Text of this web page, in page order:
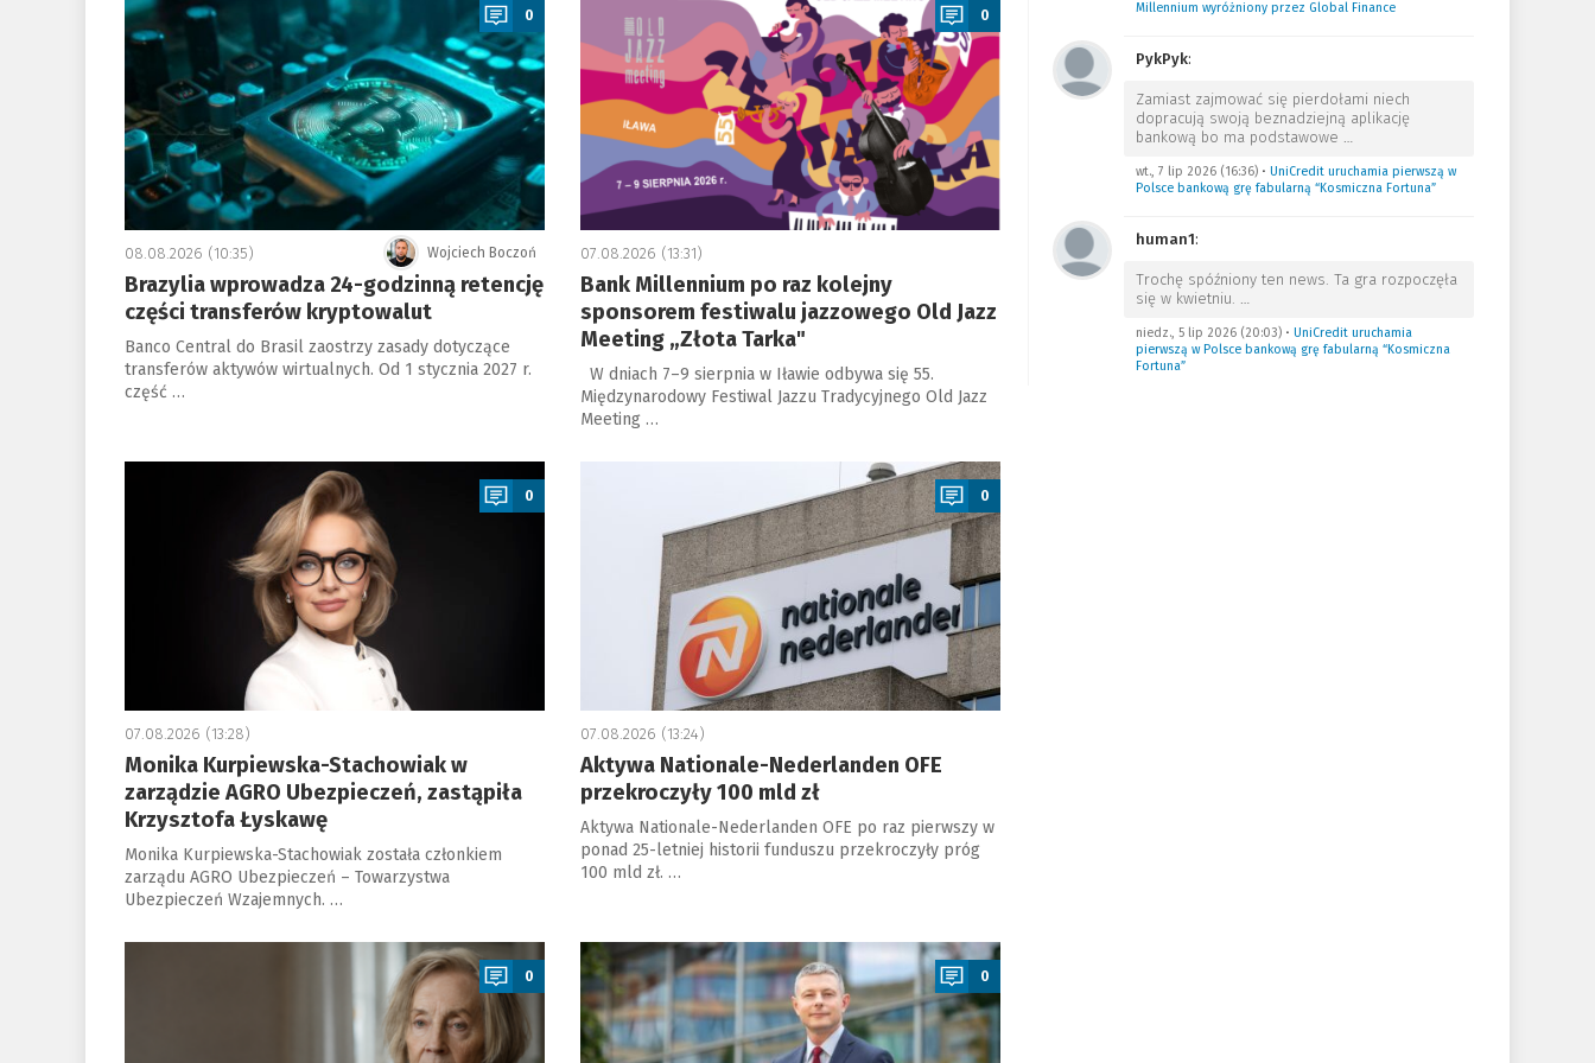
0
Wojciech Boczoń
08.08.2026 (10:35)
Brazylia wprowadza 24-godzinną retencję
części transferów kryptowalut
Banco Central do Brasil zaostrzy zasady dotyczące
transferów aktywów wirtualnych. Od 1 stycznia 2027 r.
część …
0
07.08.2026 (13:31)
Bank Millennium po raz kolejny
sponsorem festiwalu jazzowego Old Jazz
Meeting „Złota Tarka"
W dniach 7–9 sierpnia w Iławie odbywa się 55.
Międzynarodowy Festiwal Jazzu Tradycyjnego Old Jazz
Meeting …
a
0
07.08.2026 (13:28)
Monika Kurpiewska-Stachowiak w
zarządzie AGRO Ubezpieczeń, zastąpiła
Krzysztofa Łyskawę
Monika Kurpiewska-Stachowiak została członkiem
zarządu AGRO Ubezpieczeń – Towarzystwa
Ubezpieczeń Wzajemnych. …
0
07.08.2026 (13:24)
Aktywa Nationale-Nederlanden OFE
przekroczyły 100 mld zł
Aktywa Nationale-Nederlanden OFE po raz pierwszy w
ponad 25-letniej historii funduszu przekroczyły próg
100 mld zł. …
a
0
a
0
Millennium wyróżniony przez Global Finance
PykPyk:
Zamiast zajmować się pierdołami niech
dopracują swoją beznadziejną aplikację
bankową bo ma podstawowe …
wt., 7 lip 2026 (16:36)• UniCredit uruchamia pierwszą w
Polsce bankową grę fabularną “Kosmiczna Fortuna”
human1:
Trochę spóźniony ten news. Ta gra rozpoczęła
się w kwietniu. …
niedz., 5 lip 2026 (20:03)• UniCredit uruchamia
pierwszą w Polsce bankową grę fabularną “Kosmiczna
Fortuna”